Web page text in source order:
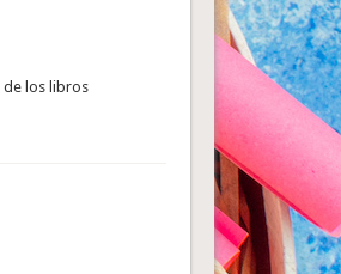
de los libros